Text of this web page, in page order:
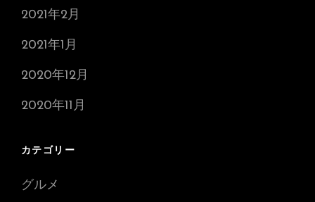
2021年2月
2021年1月
2020年12月
2020年11月
カテゴリー
グルメ